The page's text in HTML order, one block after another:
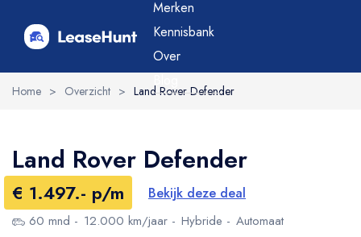
Merken
Kennisbank
Over
Home > Overzicht > Land Rover Defender
Land Rover Defender
€ 1.497.- p/m Bekijk deze deal
60 mnd 12.000 km/jaar Hybride
Automaat